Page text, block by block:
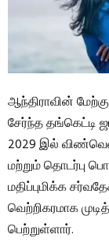
ஆந்திராவின்
சேர்ந்த தங்கெட்டி
2029 இல்
மற்றும் தொடர்பு
மதிப்புமிக்க
வெற்றிகரமாக
பெற்றுள்ளார்.